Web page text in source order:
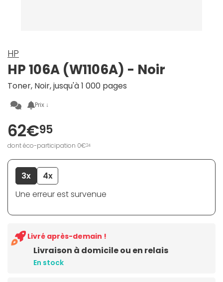
HP
HP 106A (W1106A) - Noir
Toner, Noir, jusqu'à 1 000 pages
Prix ↓
62€95
dont éco-participation 0€24
3x
4x
Une erreur est survenue
Livraison à domicile ou en relais
En stock
Livré après-demain !